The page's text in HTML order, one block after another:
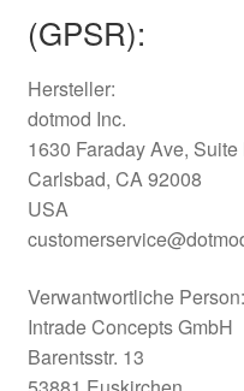
(GPSR):
Hersteller:
dotmod Inc.
1630 Faraday Ave, Suite
Carlsbad, CA 92008
USA
Verwantwortliche Person:
Intrade Concepts GmbH
Barentsstr. 13